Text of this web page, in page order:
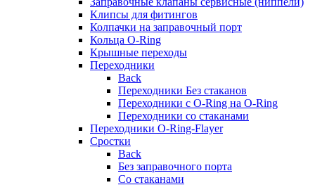
Клипсы для фитингов
Колпачки на заправочный порт
Кольца O-Ring
Крышные переходы
Переходники
Back
Переходники Без стаканов
Переходники с O-Ring на O-Ring
Переходники со стаканами
Переходники O-Ring-Flayer
Сростки
Back
Без заправочного порта
Со стаканами